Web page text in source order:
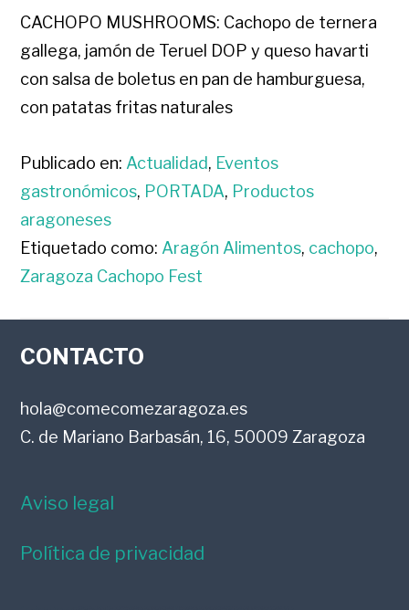
CACHOPO MUSHROOMS: Cachopo de ternera
gallega, jamón de Teruel DOP y queso havarti
con salsa de boletus en pan de hamburguesa,
con patatas fritas naturales
Publicado en: Actualidad, Eventos
gastronómicos, PORTADA, Productos
aragoneses
Etiquetado como: Aragón Alimentos, cachopo,
Zaragoza Cachopo Fest
FOOTER
CONTACTO
hola@comecomezaragoza.es
C. de Mariano Barbasán, 16, 50009 Zaragoza
Aviso legal
Política de privacidad